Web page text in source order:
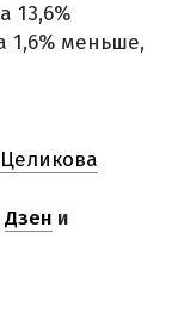
13,6%
1,6% меньше,
Дзен и